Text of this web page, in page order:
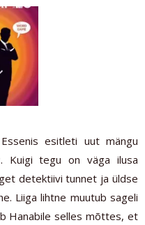
esitleti uut mängu
. Kuigi tegu on väga ilusa
detektiivi tunnet ja üldse
Liiga lihtne muutub sageli
Hanabile selles mõttes, et